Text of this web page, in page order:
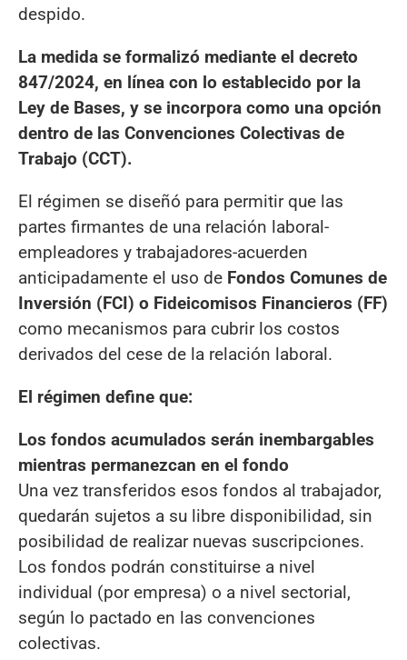
despido.
La medida se formalizó mediante el decreto
847/2024, en línea con lo establecido por la
Ley de Bases, y se incorpora como una opción
dentro de las Convenciones Colectivas de
Trabajo (CCT).
El régimen se diseñó para permitir que las
partes firmantes de una relación laboral-
empleadores y trabajadores-acuerden
anticipadamente el uso de Fondos Comunes de
Inversión (FCI) o Fideicomisos Financieros (FF)
como mecanismos para cubrir los costos
derivados del cese de la relación laboral.
El régimen define que:
Los fondos acumulados serán inembargables
mientras permanezcan en el fondo
Una vez transferidos esos fondos al trabajador,
quedarán sujetos a su libre disponibilidad, sin
posibilidad de realizar nuevas suscripciones.
Los fondos podrán constituirse a nivel
individual (por empresa) o a nivel sectorial,
según lo pactado en las convenciones
colectivas.